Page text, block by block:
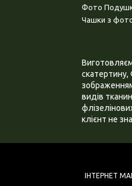
Фото
Чашки з
скатертину,
видів
клієнт не